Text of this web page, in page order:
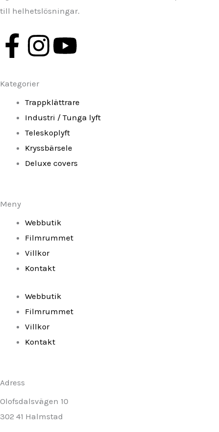
till helhetslösningar.
F
c
e
b
o
k
-
f
I
s
t
a
g
a
m
Y
u
t
u
b
Kategorier
Trappklättrare
Industri / Tunga lyft
Teleskoplyft
Kryssbärsele
Deluxe covers
Meny
Webbutik
Filmrummet
Villkor
Kontakt
Webbutik
Filmrummet
Villkor
Kontakt
Adress
Olofsdalsvägen 10
302 41 Halmstad